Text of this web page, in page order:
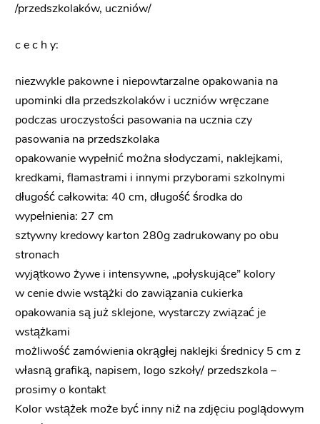
/przedszkolaków, uczniów/
c e c h y:
niezwykle pakowne i niepowtarzalne opakowania na
upominki dla przedszkolaków i uczniów wręczane
podczas uroczystości pasowania na ucznia czy
pasowania na przedszkolaka
opakowanie wypełnić można słodyczami, naklejkami,
kredkami, flamastrami i innymi przyborami szkolnymi
długość całkowita: 40 cm, długość środka do
wypełnienia: 27 cm
sztywny kredowy karton 280g zadrukowany po obu
stronach
wyjątkowo żywe i intensywne, „połyskujące” kolory
w cenie dwie wstążki do zawiązania cukierka
opakowania są już sklejone, wystarczy związać je
wstążkami
możliwość zamówienia okrągłej naklejki średnicy 5 cm z
własną grafiką, napisem, logo szkoły/ przedszkola –
prosimy o kontakt
Kolor wstążek może być inny niż na zdjęciu poglądowym